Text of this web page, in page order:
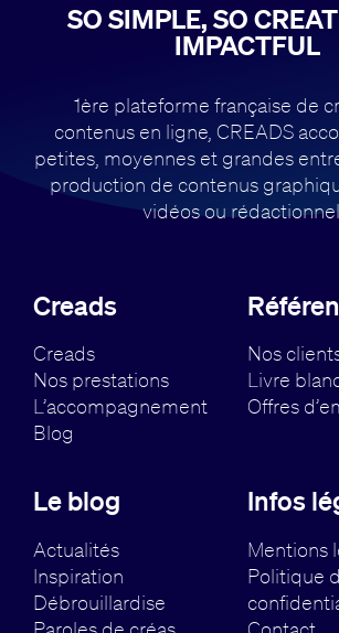
SO SIMPLE, SO
IMPACTFUL
1ère plateforme française de
contenus en ligne, CREADS
petites, moyennes et grandes
production de contenus
vidéos ou
Creads
Creads
Nos prestations
L’accompagnement
Blog
Nos
Livre
Offres
Le blog
Actualités
Inspiration
Débrouillardise
Infos
Mentions
Politique